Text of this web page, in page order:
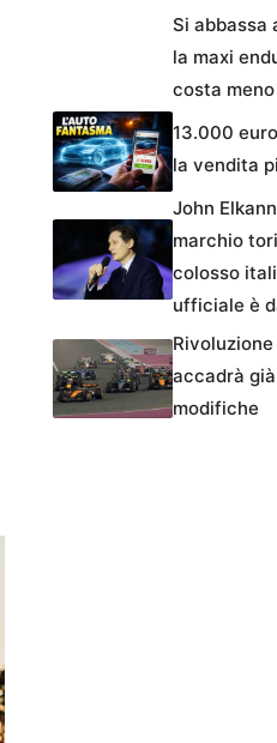
Si abbassa
la maxi
costa
13.000
la vendita
John
marchio
colosso
ufficiale è
Rivoluzione
accadrà
modifiche